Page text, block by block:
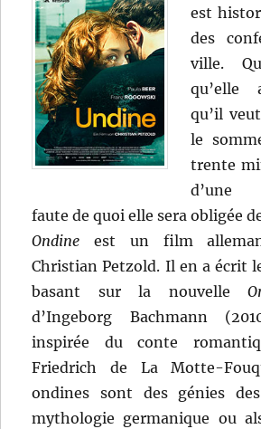
est
des
ville.
qu’elle
qu’il
le
trente
d’une
faute de quoi elle sera obligée
Ondine est un film
Christian Petzold. Il en a écrit
basant sur la nouvelle
d’Ingeborg Bachmann
inspirée du conte
Friedrich de La Motte-
ondines sont des génies
mythologie germanique ou